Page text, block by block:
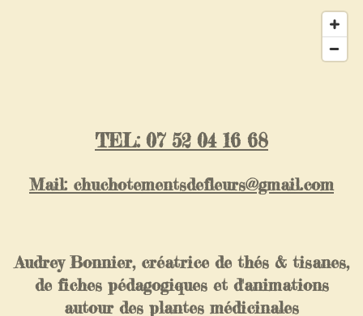
TEL: 07 52 04 16 68
Mail: chuchotementsdefleurs@gmail.com
Audrey Bonnier, créatrice de thés & tisanes,
de fiches pédagogiques et d'animations
autour des plantes médicinales